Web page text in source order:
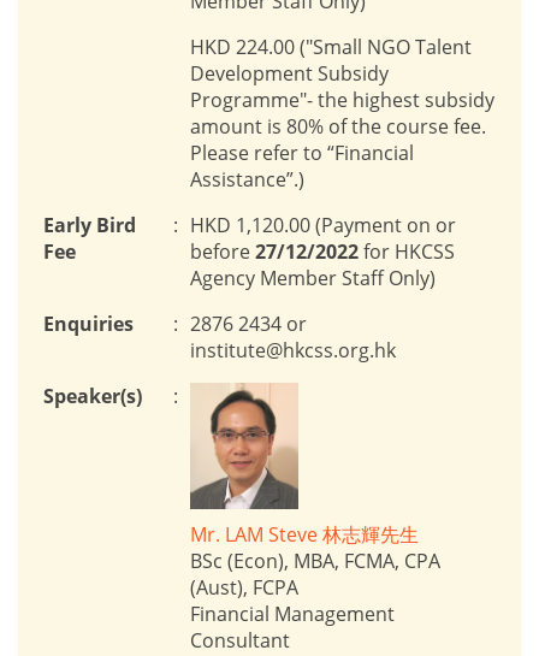
HKD 224.00 ("Small NGO Talent
Development Subsidy
Programme"- the highest subsidy
amount is 80% of the course fee.
Please refer to “Financial
Assistance”.)
Early Bird
Fee
: HKD 1,120.00 (Payment on or
before27/12/2022for HKCSS
Agency Member Staff Only)
Enquiries
: 2876 2434 or
institute@hkcss.org.hk
Speaker(s)
:
Mr. LAM Steve 林志輝先生
BSc (Econ), MBA, FCMA, CPA
(Aust), FCPA
Financial Management
Consultant